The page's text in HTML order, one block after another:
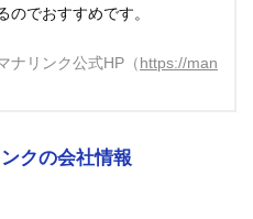
のでおすすめです。
ナリンク公式HP（https://
クの会社情報